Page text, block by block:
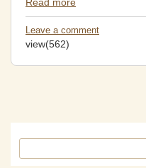
Leave a comment
view(562)